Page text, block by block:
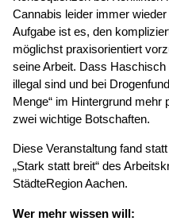
Cannabis leider immer
Aufgabe ist es, den
möglichst praxisorientiert
seine Arbeit. Dass
illegal sind und bei
Menge“ im Hintergrund
zwei wichtige Botschaften.
Diese Veranstaltung fand
„Stark statt breit“ des
StädteRegion Aachen.
Wer mehr wissen will: